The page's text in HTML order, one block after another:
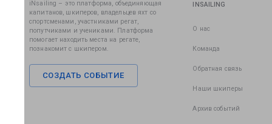
iNsailing – это платформа, объединяющая
капитанов, шкиперов, владельцев яхт со
спортсменами, участниками регат,
попутчиками и учениками. Платформа
помогает находить места на регате,
познакомит с шкипером.
СОЗДАТЬ СОБЫТИЕ
INSAILING
О нас
Команда
Обратная связь
Наши шкиперы
Архив событий